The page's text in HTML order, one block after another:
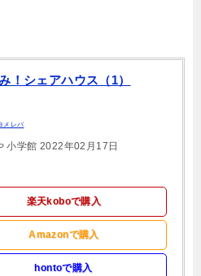
！シェアハウス（1）
メレバ
小学館 2022年02月17日
楽天koboで購入
Amazonで購入
hontoで購入